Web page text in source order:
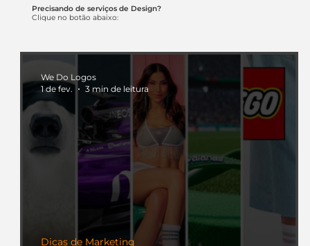
Precisando de serviços de Design?
Clique no botão abaixo:
Dicas de Marketing
We Do Logos
1 de fev.
3 min de leitura